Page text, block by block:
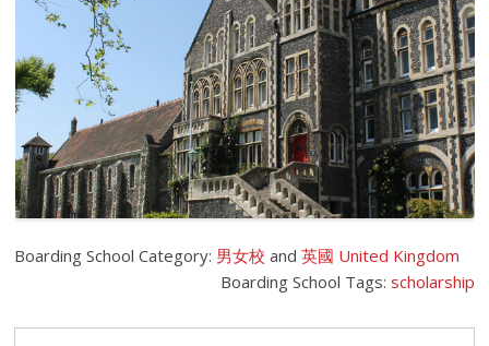
Boarding School Category: 男女校 and英國 United Kingdom
Boarding School Tags: scholarship